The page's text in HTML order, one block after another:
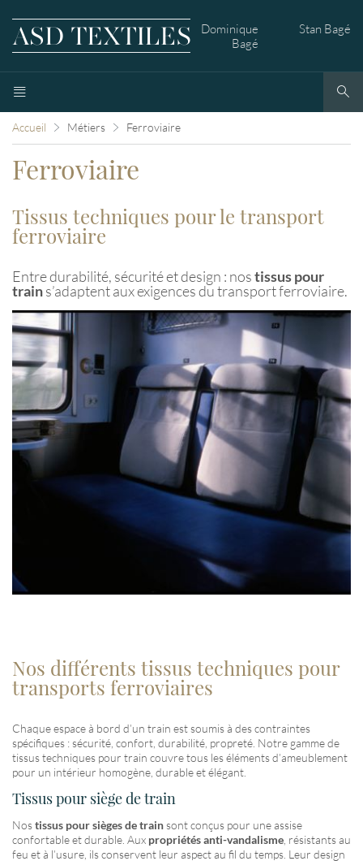
Ferroviaire
Tissus techniques pour le transport
ferroviaire
Entre durabilité, sécurité et design : nostissus pour
trains’adaptent aux exigences du transport ferroviaire.
Nos différents tissus techniques pour
transports ferroviaires
Chaque espace à bord d’un train est soumis à des contraintes
spécifiques : sécurité, confort, durabilité, propreté. Notre gamme de
tissus techniques pour train couvre tous les éléments d’ameublement
pour un intérieur homogène, durable et élégant.
Tissus pour siège de train
Nostissus pour sièges de trainsont conçus pour une assise
confortable et durable. Aux propriétés anti-vandalisme , résistants au
feu et à l’usure, ils conservent leur aspect au fil du temps. Leur design
Dominique
Bagé
Stan Bagé
Accueil Métiers Ferroviaire